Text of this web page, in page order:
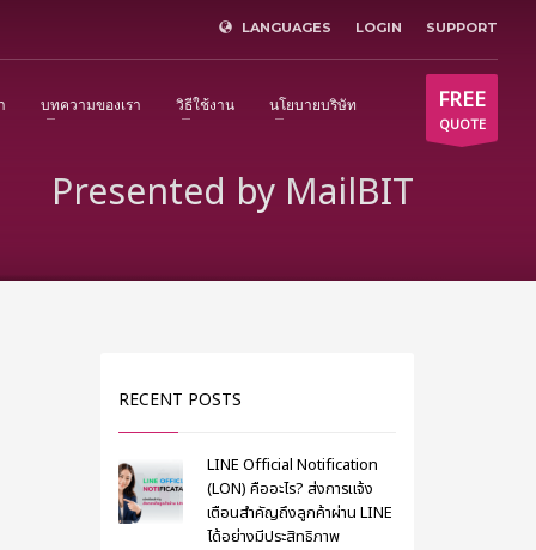
LANGUAGES LOGIN SUPPORT
บทความของเรา วิธีใช้งาน นโยบายบริษัท FREE
QUOTE
Presented by MailBIT
RECENT POSTS
LINE Official Notification
(LON) คืออะไร? ส่งการแจ้ง
เตือนสำคัญถึงลูกค้าผ่าน LINE
ได้อย่างมีประสิทธิภาพ